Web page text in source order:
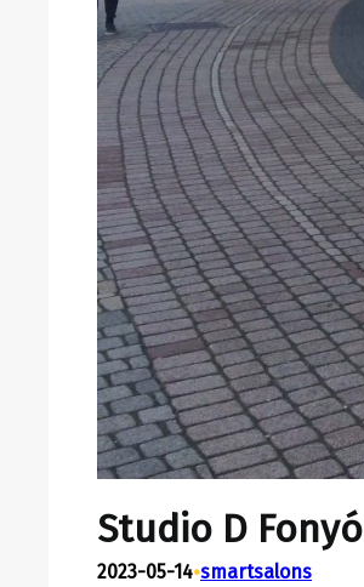
Studio D
2023-05-14•smartsalons